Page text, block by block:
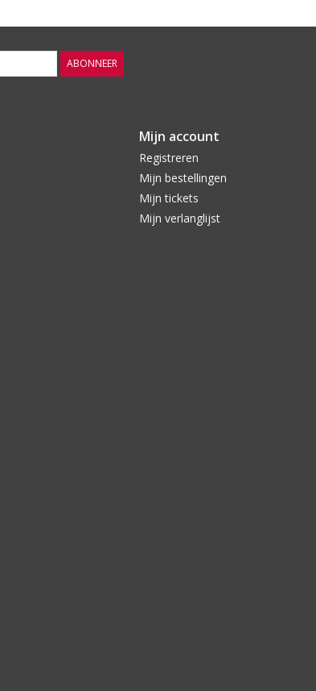
ABONNEER
Mijn account
Registreren
Mijn bestellingen
Mijn tickets
Mijn verlanglijst